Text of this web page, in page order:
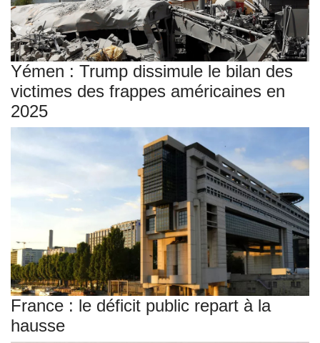
Yémen : Trump dissimule le bilan des
victimes des frappes américaines en
2025
France : le déficit public repart à la
hausse